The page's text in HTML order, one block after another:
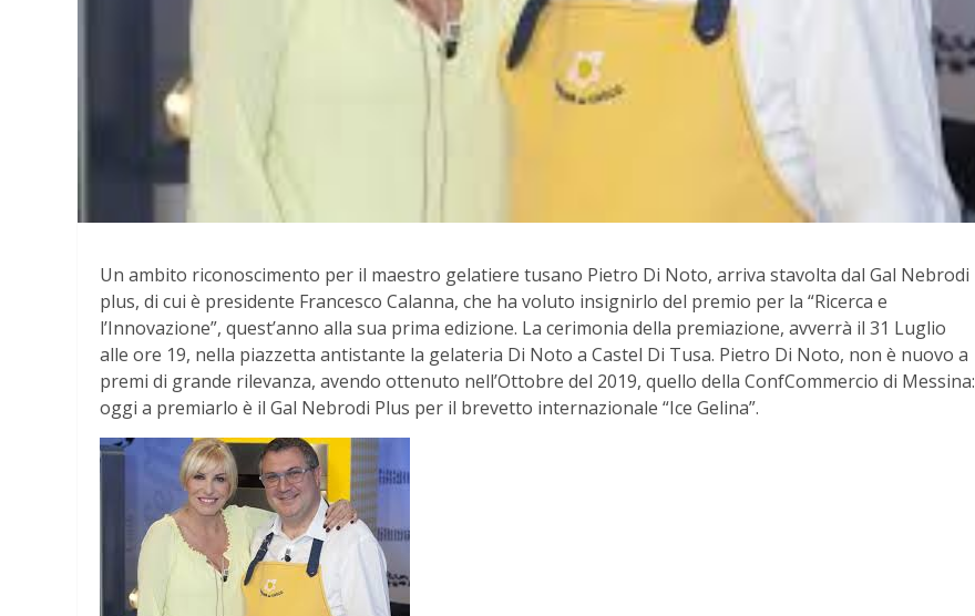
Un ambito riconoscimento per il maestro gelatiere tusano Pietro Di Noto, arriva stavolta dal Gal Nebrodi
plus, di cui è presidente Francesco Calanna, che ha voluto insignirlo del premio per la “Ricerca e
l’Innovazione”, quest’anno alla sua prima edizione. La cerimonia della premiazione, avverrà il 31 Luglio
alle ore 19, nella piazzetta antistante la gelateria Di Noto a Castel Di Tusa. Pietro Di Noto, non è nuovo a
premi di grande rilevanza, avendo ottenuto nell’Ottobre del 2019, quello della ConfCommercio di Messina:
oggi a premiarlo è il Gal Nebrodi Plus per il brevetto internazionale “Ice Gelina”.